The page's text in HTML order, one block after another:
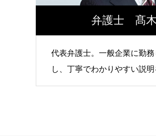
弁護士 髙
代表弁護士。一般企業に勤
し、丁寧でわかりやすい説明